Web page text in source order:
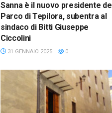
Sanna è il nuovo presidente del
Parco di Tepilora, subentra al
sindaco di Bitti Giuseppe
Ciccolini
31 GENNAIO 2025 0